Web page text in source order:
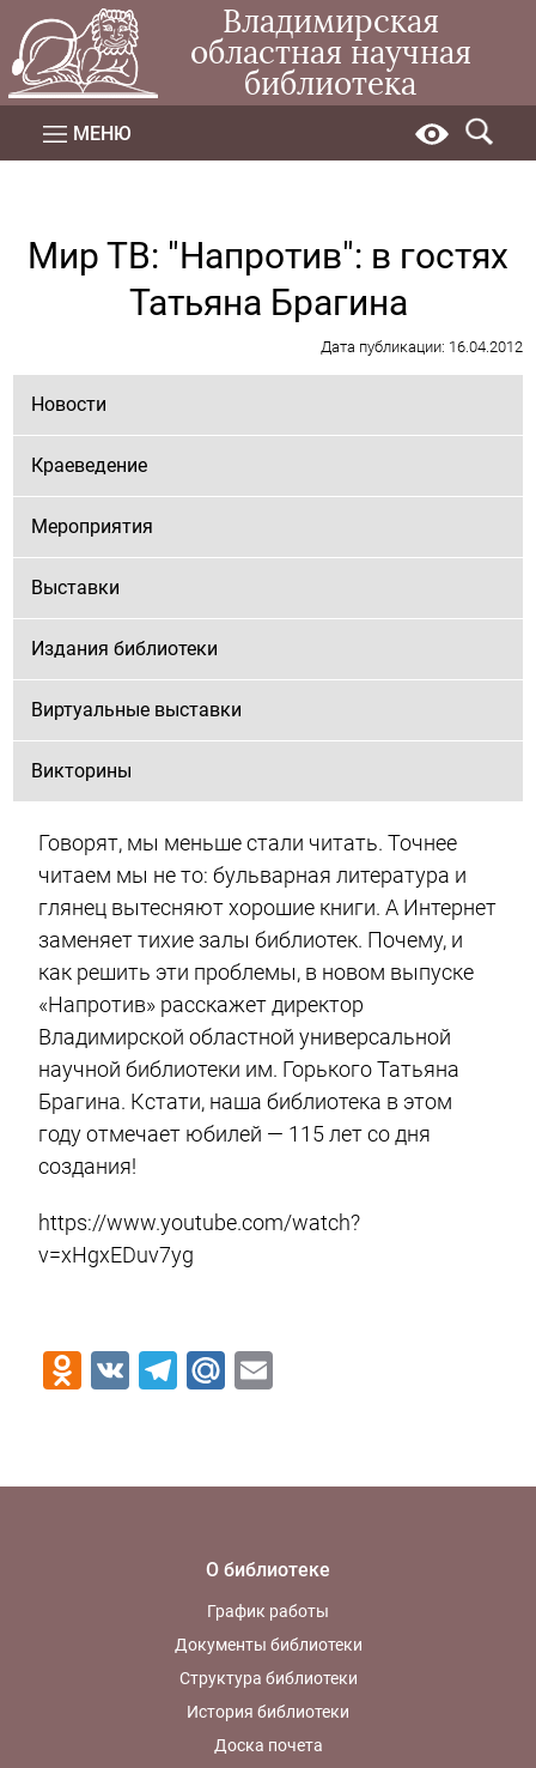
Владимирская
областная научная
библиотека
МЕНЮ
Мир ТВ: "Напротив": в гостях
Татьяна Брагина
Дата публикации: 16.04.2012
Новости
Краеведение
Мероприятия
Выставки
Издания библиотеки
Виртуальные выставки
Викторины
Говорят, мы меньше стали читать. Точнее
читаем мы не то: бульварная литература и
глянец вытесняют хорошие книги. А Интернет
заменяет тихие залы библиотек. Почему, и
как решить эти проблемы, в новом выпуске
«Напротив» расскажет директор
Владимирской областной универсальной
научной библиотеки им. Горького Татьяна
Брагина. Кстати, наша библиотека в этом
году отмечает юбилей — 115 лет со дня
создания!
https://www.youtube.com/watch?
v=xHgxEDuv7yg
Odnoklassniki
VK Telegram
Mail.Ru
О библиотеке
График работы
Документы библиотеки
Структура библиотеки
История библиотеки
Доска почета